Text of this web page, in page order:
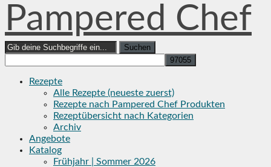
Pampered Chef
Search
for:
Rezepte
Alle Rezepte (neueste zuerst)
Rezepte nach Pampered Chef Produkten
Rezeptübersicht nach Kategorien
Archiv
Angebote
Katalog
Frühjahr | Sommer 2026